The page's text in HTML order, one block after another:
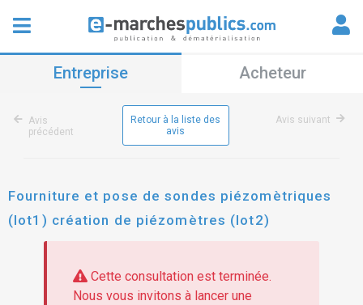
Entreprise Acheteur
Avis
précédent
Retour à la liste des
avis
Avis suivant
Fourniture et pose de sondes piézomètriques
(lot1) création de piézomètres (lot2)
Cette consultation est terminée.
Nous vous invitons à lancer une